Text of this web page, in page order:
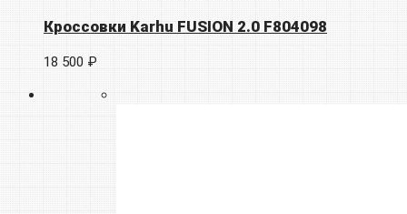
Кроссовки Karhu FUSION 2.0 F804098
18 500 ₽